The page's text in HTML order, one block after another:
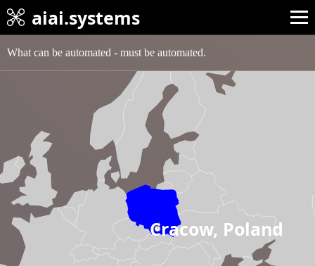
aiai.systems
What can be automated - must be automated.
Cracow, Poland